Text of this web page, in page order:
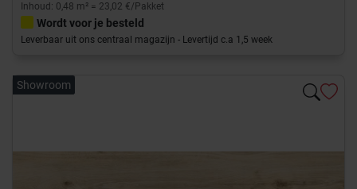
Inhoud: 0,48 m² = 23,02 €/Pakket
Wordt voor je besteld
Leverbaar uit ons centraal magazijn - Levertijd c.a 1,5 week
Showroom